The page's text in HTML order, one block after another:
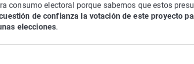
consumo electoral porque sabemos que estos
de confianza la votación de este proyecto
elecciones.